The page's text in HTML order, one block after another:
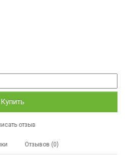
Купить
отзыв
Отзывов (0)